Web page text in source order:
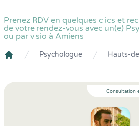
Prenez RDV en quelques clics et
de votre rendez-vous avec un(e)
ou par visio à Amiens
Psychologue Hauts-
Consultation